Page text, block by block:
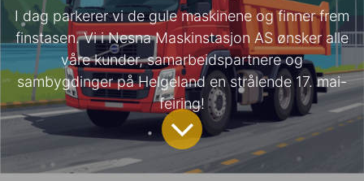
I dag parkerer vi de gule maskinene og finner frem
finstasen. Vi i Nesna Maskinstasjon AS ønsker alle
våre kunder, samarbeidspartnere og
sambygdinger på Helgeland en strålende 17. mai-
feiring!